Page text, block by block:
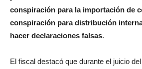
conspiración para la importación de
conspiración para distribución
hacer declaraciones falsas.
El fiscal destacó que durante el juicio